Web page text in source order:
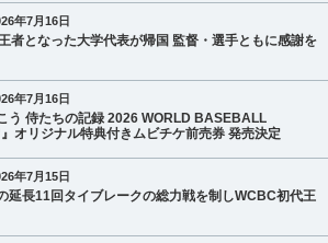
年7月16日
者となった大学代表が帰国 監督・選手ともに感謝を
年7月16日
う 侍たちの記録 2026 WORLD BASEBALL
オリジナル特典付きムビチケ前売券 発売決定
年7月15日
延長11回タイブレークの総力戦を制しWCBC初代王